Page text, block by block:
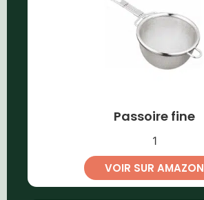
Passoire fine
1
VOIR SUR AMAZON